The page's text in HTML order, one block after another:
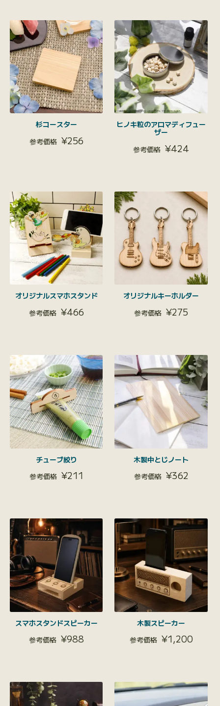
杉コースター
¥256
ヒノキ粒のアロマディフュー
ザー
¥424
オリジナルスマホスタンド
¥466
オリジナルキーホルダー
¥275
チューブ絞り
¥211
木製中とじノート
¥362
スマホスタンドスピーカー
¥988
木製スピーカー
¥1,200